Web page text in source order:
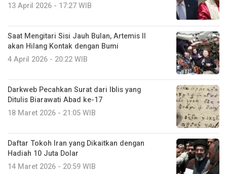
13 April 2026 - 17:27 WIB
Saat Mengitari Sisi Jauh Bulan, Artemis II
akan Hilang Kontak dengan Bumi
4 April 2026 - 20:22 WIB
Darkweb Pecahkan Surat dari Iblis yang
Ditulis Biarawati Abad ke-17
18 Maret 2026 - 21:05 WIB
Daftar Tokoh Iran yang Dikaitkan dengan
Hadiah 10 Juta Dolar
14 Maret 2026 - 20:59 WIB